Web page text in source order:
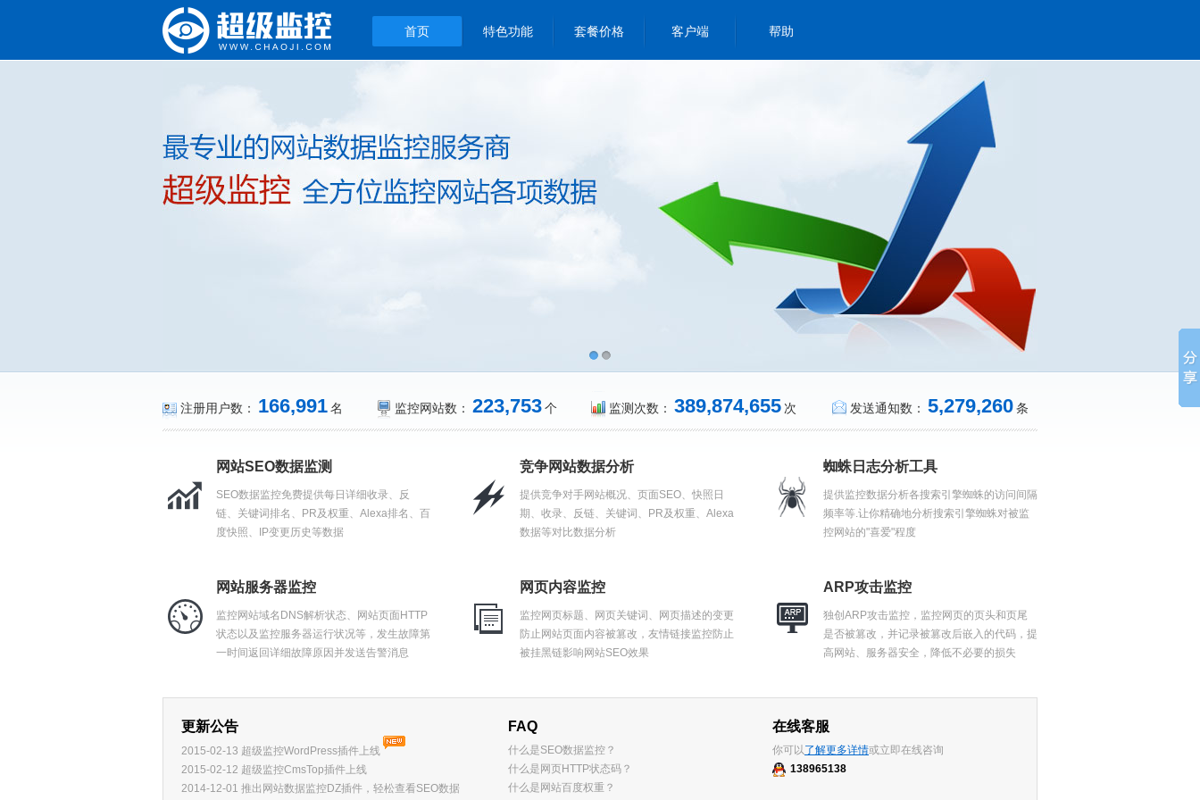
首页 特色功能 套餐价格 客户端 帮助
注册用户数： 166,991 名 监控网站数： 223,753 个 监测次数： 389,874,655 次 发送通知数： 5,279,260 条
网站SEO数据监测
SEO数据监控免费提供每日详细收录、反
链、关键词排名、PR及权重、Alexa排名、百
度快照、IP变更历史等数据
竞争网站数据分析
提供竞争对手网站概况、页面SEO、快照日
期、收录、反链、关键词、PR及权重、Alexa
数据等对比数据分析
蜘蛛日志分析工具
提供监控数据分析各搜索引擎蜘蛛的访问间隔
频率等.让你精确地分析搜索引擎蜘蛛对被监
控网站的"喜爱"程度
网站服务器监控
监控网站域名DNS解析状态、网站页面HTTP
状态以及监控服务器运行状况等，发生故障第
一时间返回详细故障原因并发送告警消息
网页内容监控
监控网页标题、网页关键词、网页描述的变更
防止网站页面内容被篡改，友情链接监控防止
被挂黑链影响网站SEO效果
ARP攻击监控
独创ARP攻击监控，监控网页的页头和页尾
是否被篡改，并记录被篡改后嵌入的代码，提
高网站、服务器安全，降低不必要的损失
更新公告
2015-02-13 超级监控WordPress插件上线
2015-02-12 超级监控CmsTop插件上线
2014-12-01 推出网站数据监控DZ插件，轻松查看SEO数据
FAQ
什么是SEO数据监控？
什么是网页HTTP状态码？
什么是网站百度权重？
在线客服
你可以了解更多详情或立即在线咨询
138965138